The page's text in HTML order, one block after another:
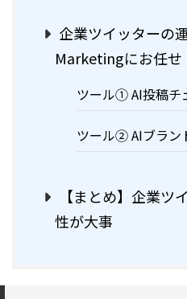
企業ツイッターの
Marketingにお任せ
ツール① AI投稿チ
ツール② AIブラン
【まとめ】企業ツ
性が大事